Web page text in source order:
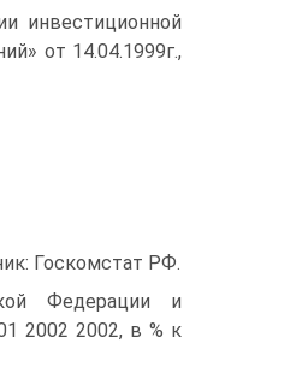
инвестиционной
от 14.04.1999г.,
Госкомстат РФ.
Федерации и
2002 2002, в % к